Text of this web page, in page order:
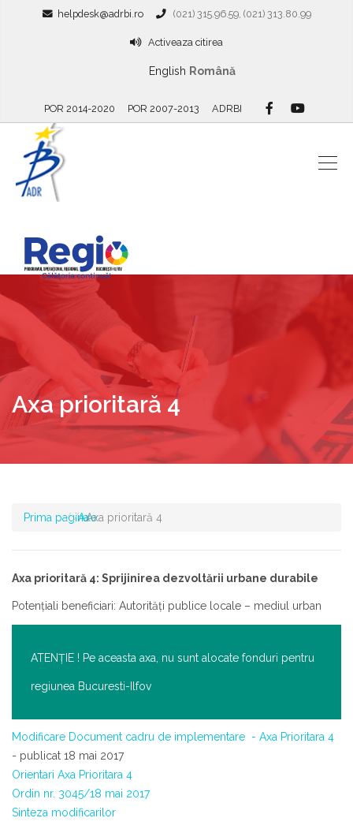
helpdesk@adrbi.ro (021) 315.96.59, (021) 313.80.99
Activeaza citirea
English Română
POR 2014-2020 POR 2007-2013 ADRBI
Axa prioritară 4
Prima paginaAxeAxa prioritară 4
Axa prioritară 4: Sprijinirea dezvoltării urbane durabile
Potenţiali beneficiari: Autorități publice locale – mediul urban
ATENŢIE ! Pe aceasta axa, nu sunt alocate fonduri pentru
regiunea Bucuresti-Ilfov
Modificare Document cadru de implementare - Axa Prioritara 4
- publicat 18 mai 2017
Orientari Axa Prioritara 4
Ordin nr. 3045/18 mai 2017
Sinteza modificarilor